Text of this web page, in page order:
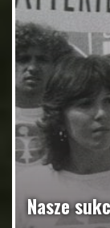
Nasze